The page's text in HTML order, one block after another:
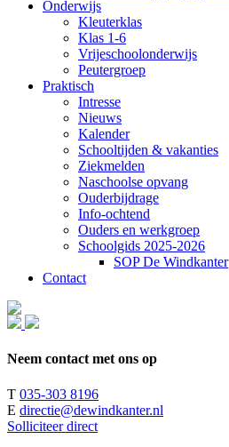
Onderwijs
Kleuterklas
Klas 1-6
Vrijeschoolonderwijs
Peutergroep
Praktisch
Intresse
Nieuws
Kalender
Schooltijden & vakanties
Ziekmelden
Naschoolse opvang
Ouderbijdrage
Info-ochtend
Ouders en werkgroep
Schoolgids 2025-2026
SOP De Windkanter
Contact
Neem contact met ons op
T 035-303 8196
E directie@dewindkanter.nl
Solliciteer direct